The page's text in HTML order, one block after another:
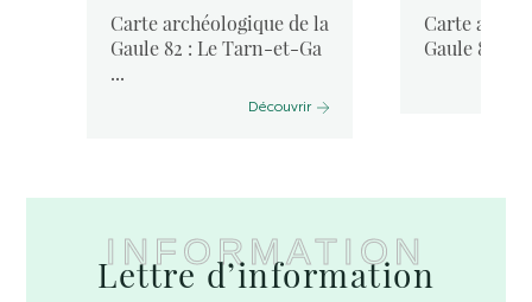
Carte archéologique de la
Gaule 82 : Le Tarn-et-Ga
...
Découvrir
Carte
Gaule 81 :
INFORMATION
Lettre d’information